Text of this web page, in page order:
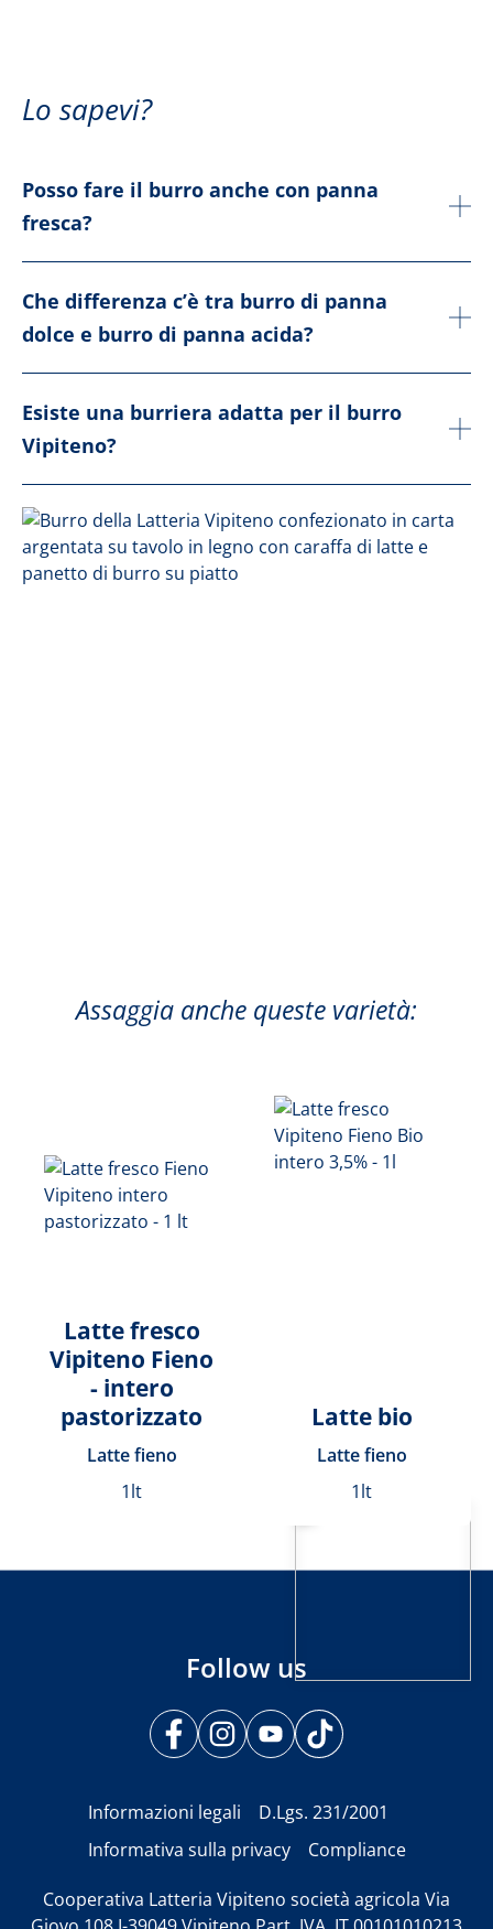
Lo sapevi?
Posso fare il burro anche con panna
fresca?
Che differenza c’è tra burro di panna
dolce e burro di panna acida?
Esiste una burriera adatta per il burro
Vipiteno?
Assaggia anche queste varietà:
Latte fresco
Vipiteno Fieno
- intero
pastorizzato
Latte fieno
1lt
Latte bio
Latte fieno
1lt
Follow us
Informazioni legali
D.Lgs. 231/2001
Informativa sulla privacy
Compliance
Cooperativa Latteria Vipiteno società agricola Via